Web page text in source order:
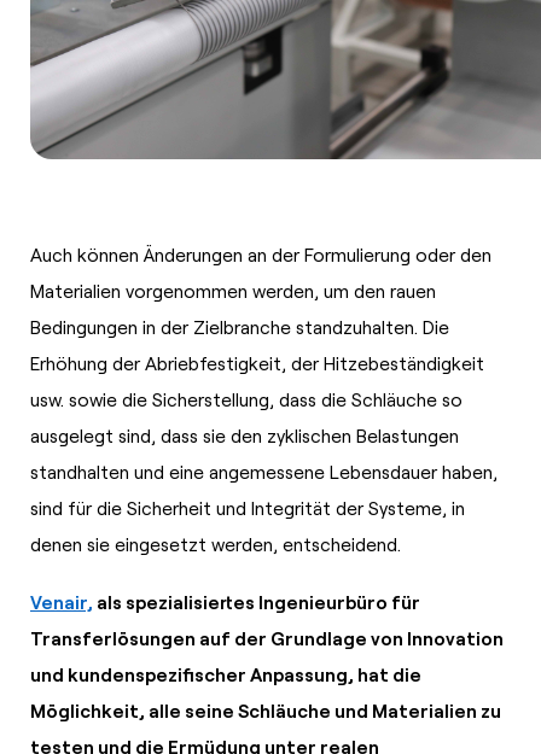
Auch können Änderungen an der Formulierung oder den
Materialien vorgenommen werden, um den rauen
Bedingungen in der Zielbranche standzuhalten. Die
Erhöhung der Abriebfestigkeit, der Hitzebeständigkeit
usw. sowie die Sicherstellung, dass die Schläuche so
ausgelegt sind, dass sie den zyklischen Belastungen
standhalten und eine angemessene Lebensdauer haben,
sind für die Sicherheit und Integrität der Systeme, in
denen sie eingesetzt werden, entscheidend.
Venair, als spezialisiertes Ingenieurbüro für
Transferlösungen auf der Grundlage von Innovation
und kundenspezifischer Anpassung, hat die
Möglichkeit, alle seine Schläuche und Materialien zu
testen und die Ermüdung unter realen